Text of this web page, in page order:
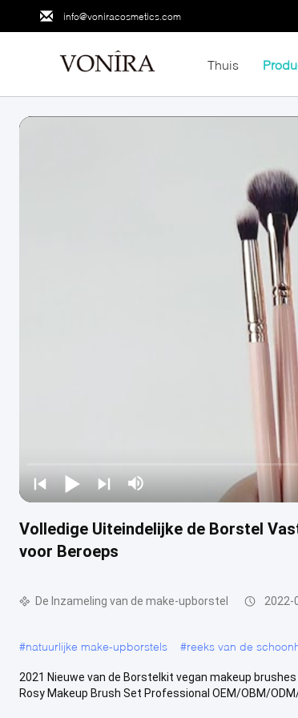
info@voniracosmetics.com
Thuis
Volledige Uiteindelijke de Borstel
voor Beroeps
De Inzameling van de make-upborstel 2022-
#natuurlijke make-upborstels #reeks van de
2021 Nieuwe van de Borstelkit vegan makeup
Rosy Makeup Brush Set Professional OEM/OBM/